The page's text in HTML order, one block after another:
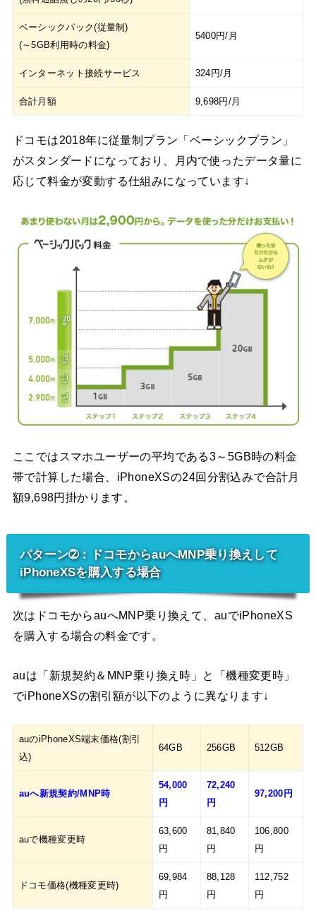
ベーシックパック(従量制)
(～5GB利用時の料金)
5400円/月
インターネット接続サービス 324円/月
合計月額 9,698円/月
ドコモは2018年に従量制プラン「ベーシックプラン」
がスタンダードになっており、月内で使ったデータ量に
応じて料金が変動する仕組みになっています↓
ここではスマホユーザーの平均である3～5GB時の料金
帯で計算した場合、iPhoneXSの24回分割込みで合計月
額9,698円掛かります。
パターン➁：ドコモからauへMNP乗り換えして
iPhoneXSを購入する場合
次はドコモからauへMNP乗り換えて、auでiPhoneXS
を購入する場合の料金です。
auは「新規契約＆MNP乗り換え時」と「機種変更時」
でiPhoneXSの割引額が以下のように異なります↓
auのiPhoneXS端末価格(割引
込)
64GB 256GB 512GB
auへ新規契約/MNP時
54,000
円
72,240
円
97,200円
auで機種変更時
63,600
円
81,840
円
106,800
円
ドコモ価格(機種変更時)
69,984
円
88,128
円
112,752
円